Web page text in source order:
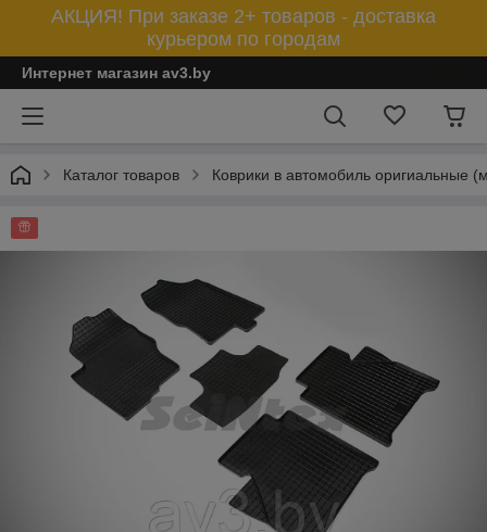
АКЦИЯ! При заказе 2+ товаров - доставка
курьером по городам
Интернет магазин av3.by
Каталог товаров Коврики в автомобиль оригиальные